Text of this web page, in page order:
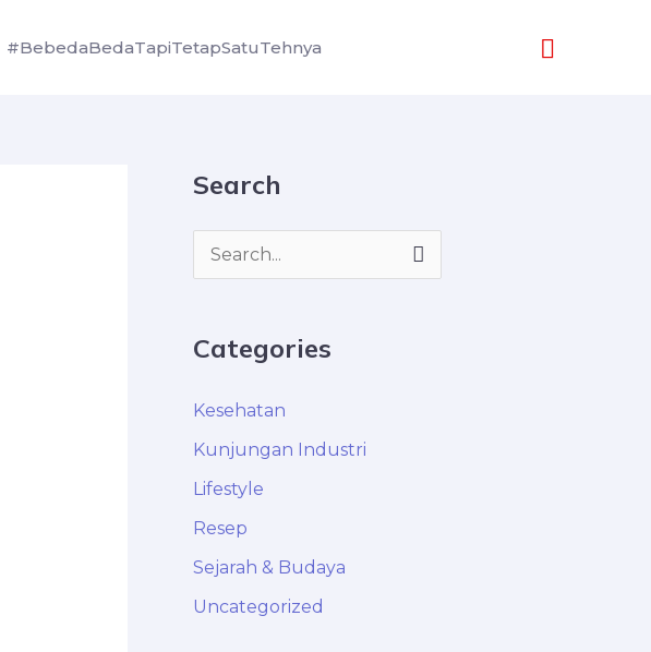
#BebedaBedaTapiTetapSatuTehnya Search
Search
r
h
f
o
r
Categories
Kesehatan
Kunjungan Industri
Lifestyle
Resep
Sejarah & Budaya
Uncategorized